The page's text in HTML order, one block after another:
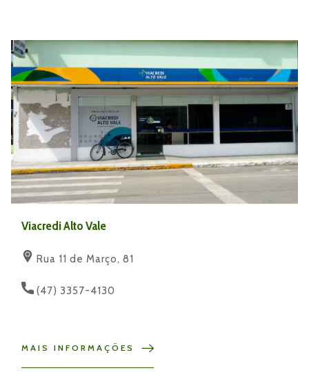
Viacredi Alto Vale
Rua 11 de Março, 81
(47) 3357-4130
MAIS INFORMAÇÕES